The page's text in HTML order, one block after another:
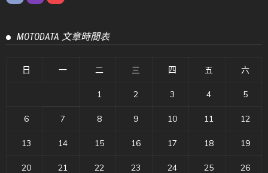
MOTODATA 文章時間表
日 一 二 三 四 五 六
1 2 3 4 5
6 7 8 9 10 11 12
13 14 15 16 17 18 19
20 21 22 23 24 25 26